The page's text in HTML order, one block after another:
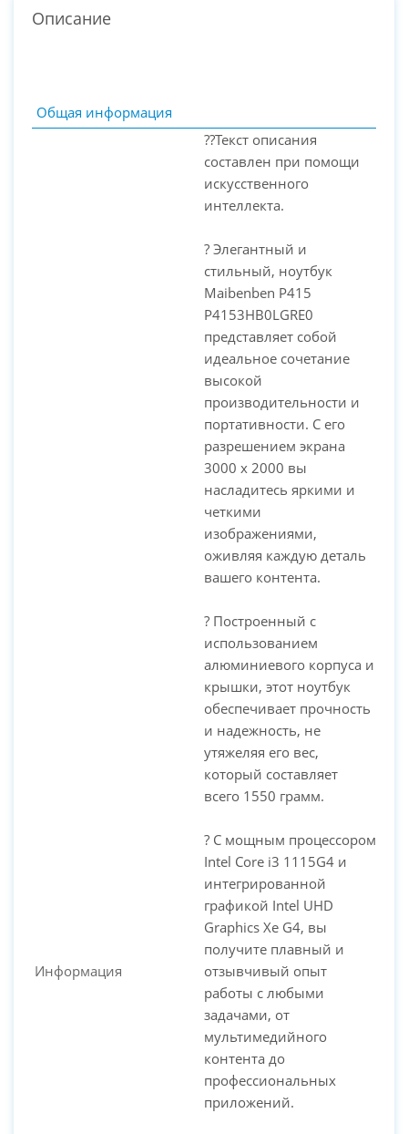
PC-Arena на карте Москвы — Яндекс Карты
Описание
Общая информация
Информация
??Текст описания
составлен при помощи
искусственного
интеллекта.
? Элегантный и
стильный, ноутбук
Maibenben Р415
P4153HB0LGRE0
представляет собой
идеальное сочетание
высокой
производительности и
портативности. С его
разрешением экрана
3000 x 2000 вы
насладитесь яркими и
четкими
изображениями,
оживляя каждую деталь
вашего контента.
? Построенный с
использованием
алюминиевого корпуса и
крышки, этот ноутбук
обеспечивает прочность
и надежность, не
утяжеляя его вес,
который составляет
всего 1550 грамм.
? С мощным процессором
Intel Core i3 1115G4 и
интегрированной
графикой Intel UHD
Graphics Xe G4, вы
получите плавный и
отзывчивый опыт
работы с любыми
задачами, от
мультимедийного
контента до
профессиональных
приложений.